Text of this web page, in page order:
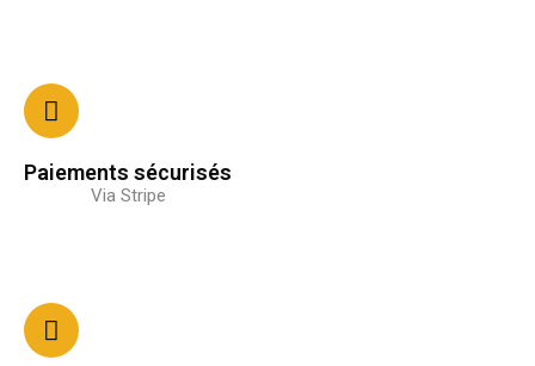
Paiements sécurisés
Via Stripe